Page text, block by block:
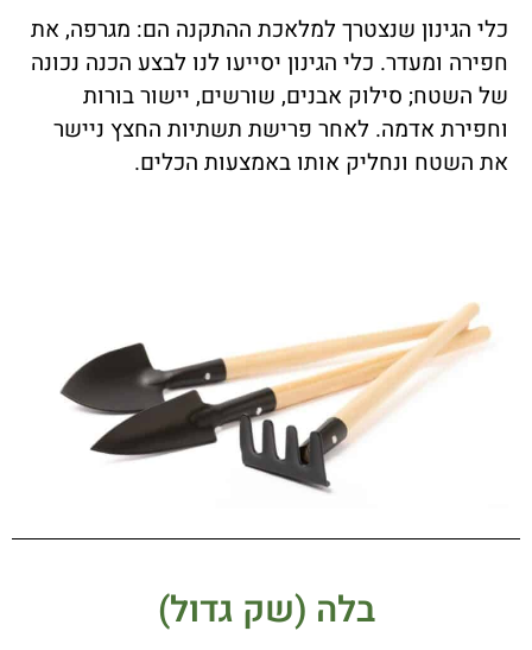
כלי הגינון שנצטרך למלאכת ההתקנה הם: מגרפה, את
חפירה ומעדר. כלי הגינון יסייעו לנו לבצע הכנה נכונה
של השטח; סילוק אבנים, שורשים, יישור בורות
וחפירת אדמה. לאחר פרישת תשתיות החצץ ניישר
את השטח ונחליק אותו באמצעות הכלים.
בלה (שק גדול)